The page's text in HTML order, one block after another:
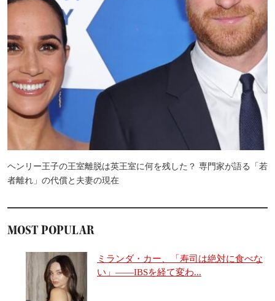
ヘンリー王子の王室離脱は英王室に何を残した？ 専門家が語る「若
者離れ」の代償と夫妻の現在
MOST POPULAR
ミランダ・カー、「寿司は絶対に食べな
い」――IBSを経て変わ...